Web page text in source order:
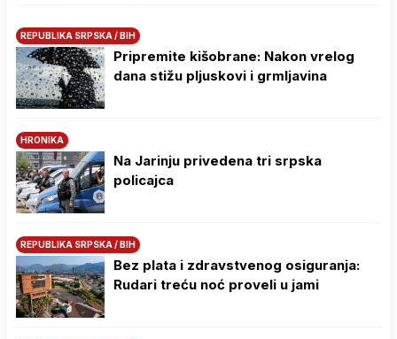
REPUBLIKA SRPSKA / BIH
Pripremite kišobrane: Nakon vrelog
dana stižu pljuskovi i grmljavina
HRONIKA
Na Јarinju privedena tri srpska
policajca
REPUBLIKA SRPSKA / BIH
Bez plata i zdravstvenog osiguranja:
Rudari treću noć proveli u jami